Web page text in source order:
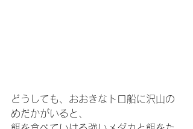
どうしても、おおきなトロ船に沢山の
めだかがいると、